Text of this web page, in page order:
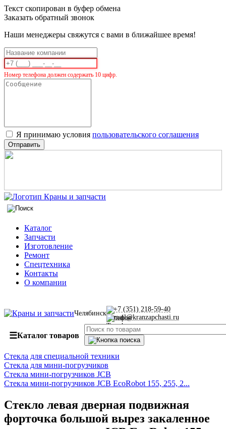
Текст скопирован в буфер обмена
Заказать обратный звонок
Наши менеджеры свяжутся с вами в ближайшее время!
Номер телефона должен содержать 10 цифр.
Я принимаю условия пользовательского соглашения
Отправить
Каталог
Запчасти
Изготовление
Ремонт
Спецтехника
Контакты
О компании
Челябинск
+7 (351) 218-59-40
mail@kranzapchasti.ru
☰Каталог товаров
Стекла для специальной техники
Стекла для мини-погрузчиков
Стекла мини-погрузчиков JCB
Стекла мини-погрузчиков JCB EcoRobot 155, 255, 2...
Стекло левая дверная подвижная
форточка большой вырез закаленное